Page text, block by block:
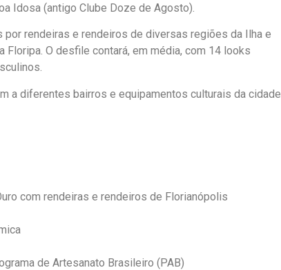
Idosa (antigo Clube Doze de Agosto).
rendeiras e rendeiros de diversas regiões da Ilha e
O desfile contará, em média, com 14 looks
a diferentes bairros e equipamentos culturais da cidade.
com rendeiras e rendeiros de Florianópolis
de Artesanato Brasileiro (PAB)